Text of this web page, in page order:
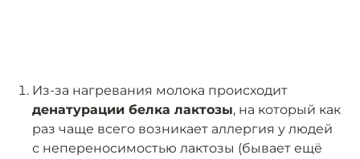
Из-за нагревания молока происходит
денатурации белка лактозы, на который как
раз чаще всего возникает аллергия у людей
с непереносимостью лактозы (бывает ещё